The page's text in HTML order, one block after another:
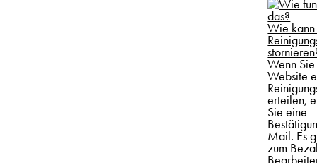
Wie
Wenn
Website
erteilen,
Sie eine
Mail. Es
zum